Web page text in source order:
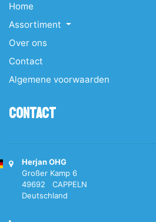
Home
Assortiment
Over ons
Contact
Algemene voorwaarden
Contact
Herjan OHG
Großer Kamp 6
49692 CAPPELN
Deutschland